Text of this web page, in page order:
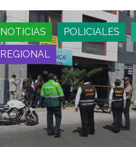
NOTICIAS POLICIALES
REGIONAL